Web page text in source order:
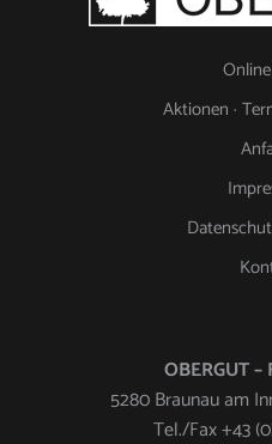
Aktionen ·
OBERGUT
5280 Braunau am
Tel./Fax +43